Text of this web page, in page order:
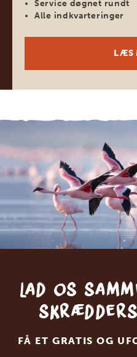
Service døgnet rundt
Alle indkvarteringer
LÆS
Lad os
FÅ ET GRATIS OG